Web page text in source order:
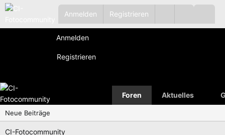
Anmelden Registrieren
Anmelden
Registrieren
Foren Aktuelles
Neue Beiträge
CI-Fotocommunity